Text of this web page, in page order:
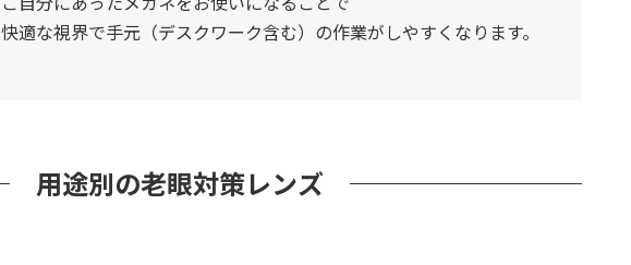
快適な視界で手元（デスクワーク含む）の作業がしやすくなります。
用途別の老眼対策レンズ